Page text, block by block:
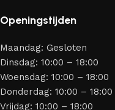
Openingstijden
Maandag: Gesloten
Dinsdag: 10:00 – 18:00
Woensdag: 10:00 – 18:00
Donderdag: 10:00 – 18:00
Vrijdag: 10:00 – 18:00